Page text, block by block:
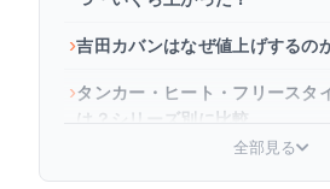
吉田カバンはなぜ値上げするの
タンカー・ヒート・フリースタ
は？シリーズ別に比較
全部見る